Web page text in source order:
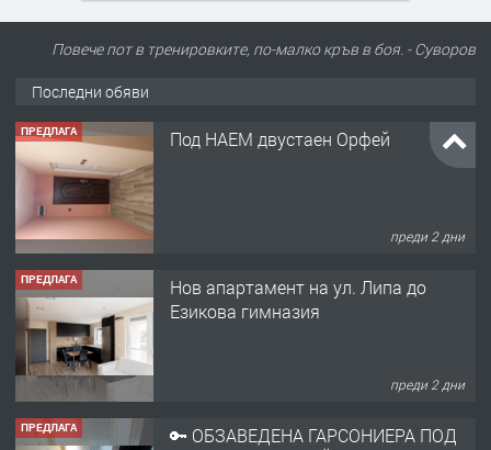
Повече пот в тренировките, по-малко кръв в боя. - Суворов
Последни обяви
ПРЕДЛАГА
Нов апартамент на ул. Липа до
преди 2 дни
ПРЕДЛАГА
🔑 ОБЗАВЕДЕНА ГАРСОНИЕРА ПОД
НАЕМ В КВ. „ОРФЕЙ“ – ДО
преди 4 дни
ПРЕДЛАГА
НАПЪЛНО ОБЗАВЕДЕН И